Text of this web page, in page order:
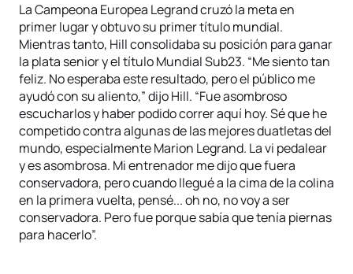
La Campeona Europea Legrand cruzó la meta en
primer lugar y obtuvo su primer título mundial.
Mientras tanto, Hill consolidaba su posición para ganar
la plata senior y el título Mundial Sub23. “Me siento tan
feliz. No esperaba este resultado, pero el público me
ayudó con su aliento,” dijo Hill. “Fue asombroso
escucharlos y haber podido correr aquí hoy. Sé que he
competido contra algunas de las mejores duatletas del
mundo, especialmente Marion Legrand. La vi pedalear
y es asombrosa. Mi entrenador me dijo que fuera
conservadora, pero cuando llegué a la cima de la colina
en la primera vuelta, pensé... oh no, no voy a ser
conservadora. Pero fue porque sabía que tenía piernas
para hacerlo”.